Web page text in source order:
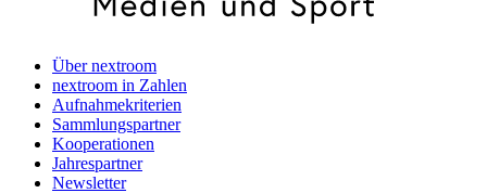
Über nextroom
nextroom in Zahlen
Aufnahmekriterien
Sammlungspartner
Kooperationen
Jahrespartner
Newsletter